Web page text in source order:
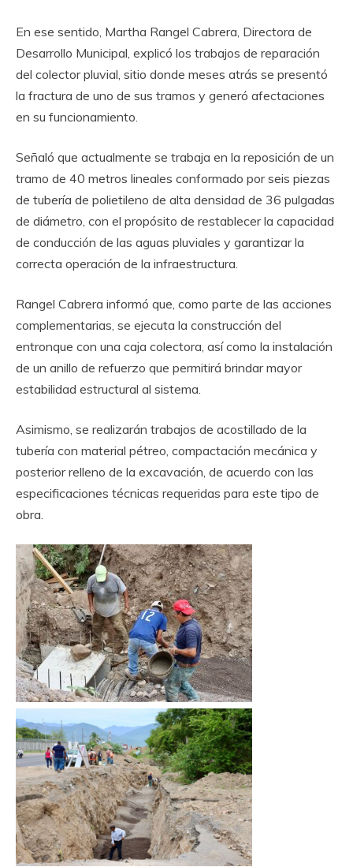
En ese sentido, Martha Rangel Cabrera, Directora de
Desarrollo Municipal, explicó los trabajos de reparación
del colector pluvial, sitio donde meses atrás se presentó
la fractura de uno de sus tramos y generó afectaciones
en su funcionamiento.
Señaló que actualmente se trabaja en la reposición de un
tramo de 40 metros lineales conformado por seis piezas
de tubería de polietileno de alta densidad de 36 pulgadas
de diámetro, con el propósito de restablecer la capacidad
de conducción de las aguas pluviales y garantizar la
correcta operación de la infraestructura.
Rangel Cabrera informó que, como parte de las acciones
complementarias, se ejecuta la construcción del
entronque con una caja colectora, así como la instalación
de un anillo de refuerzo que permitirá brindar mayor
estabilidad estructural al sistema.
Asimismo, se realizarán trabajos de acostillado de la
tubería con material pétreo, compactación mecánica y
posterior relleno de la excavación, de acuerdo con las
especificaciones técnicas requeridas para este tipo de
obra.